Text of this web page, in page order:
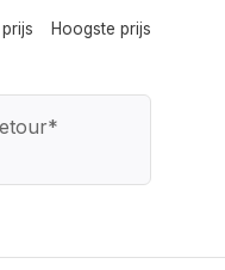
Hoogste prijs